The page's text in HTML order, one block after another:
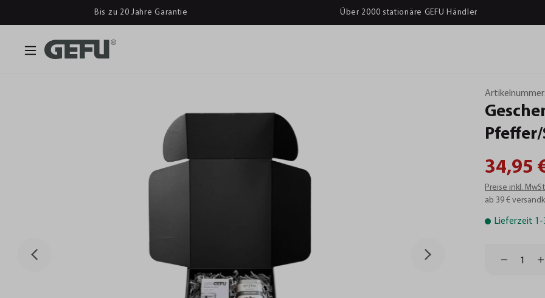
Bis zu 20 Jahre Garantie Über 2000 stationäre GEFU Händler
Artikelnummer:
Pfeffer/
34,95
Preise inkl.
ab 39 €
Lieferzeit 1-